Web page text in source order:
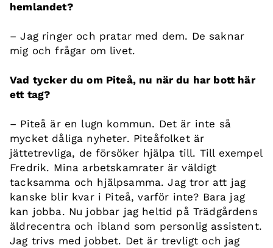
hemlandet?
– Jag ringer och pratar med dem. De saknar
mig och frågar om livet.
Vad tycker du om Piteå, nu när du har bott här
ett tag?
– Piteå är en lugn kommun. Det är inte så
mycket dåliga nyheter. Piteåfolket är
jättetrevliga, de försöker hjälpa till. Till exempel
Fredrik. Mina arbetskamrater är väldigt
tacksamma och hjälpsamma. Jag tror att jag
kanske blir kvar i Piteå, varför inte? Bara jag
kan jobba. Nu jobbar jag heltid på Trädgårdens
äldrecentra och ibland som personlig assistent.
Jag trivs med jobbet. Det är trevligt och jag